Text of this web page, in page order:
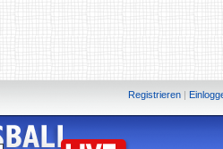
Registrieren |